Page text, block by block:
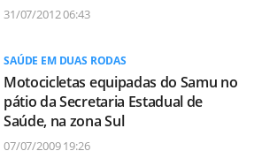
31/07/2012 06:43
SAÚDE EM DUAS RODAS
Motocicletas equipadas do Samu no
pátio da Secretaria Estadual de
Saúde, na zona Sul
07/07/2009 19:26